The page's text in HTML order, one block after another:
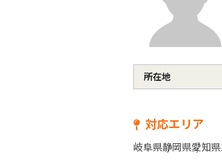
所在地
対応エリア
岐阜県静岡県愛知県